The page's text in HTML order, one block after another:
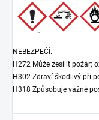
NEBEZPEČÍ.
H272 Může zesílit požár;
H302 Zdraví škodlivý při
H318 Způsobuje vážné